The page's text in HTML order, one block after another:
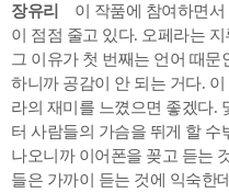
장유리
이 작품에 참여하면서
이 점점 줄고 있다. 오페라는
그 이유가 첫 번째는 언어 때
하니까 공감이 안 되는 거다.
라의 재미를 느꼈으면 좋겠다.
터 사람들의 가슴을 뛰게 할 수
나오니까 이어폰을 꽂고 듣는
들은 가까이 듣는 것에 익숙한